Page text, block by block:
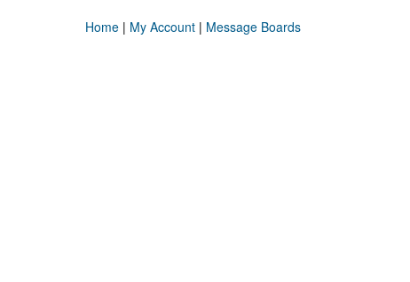
Home| My Account| Message Boards